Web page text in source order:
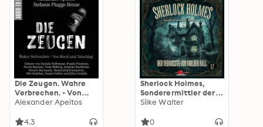
Die Zeugen. Wahre
Verbrechen. - Von
Mord und Totschlag.
Alexander Apeitos
4.3
Sherlock Holmes,
Sonderermittler der
Krone, Folge 17: Der
Hall (ungekürzt)
Silke Walter
0